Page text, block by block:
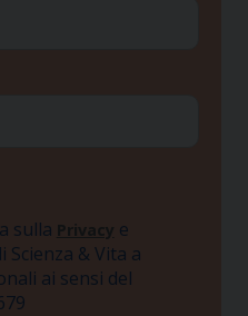
sulla Privacy e
& Vita a
ai sensi del